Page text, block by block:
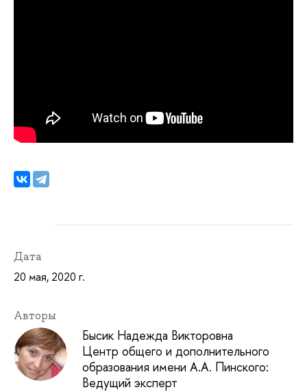
Дата
20 мая, 2020 г.
Авторы
Бысик Надежда Викторовна
Центр общего и дополнительного
образования имени А.А. Пинского:
Ведущий эксперт